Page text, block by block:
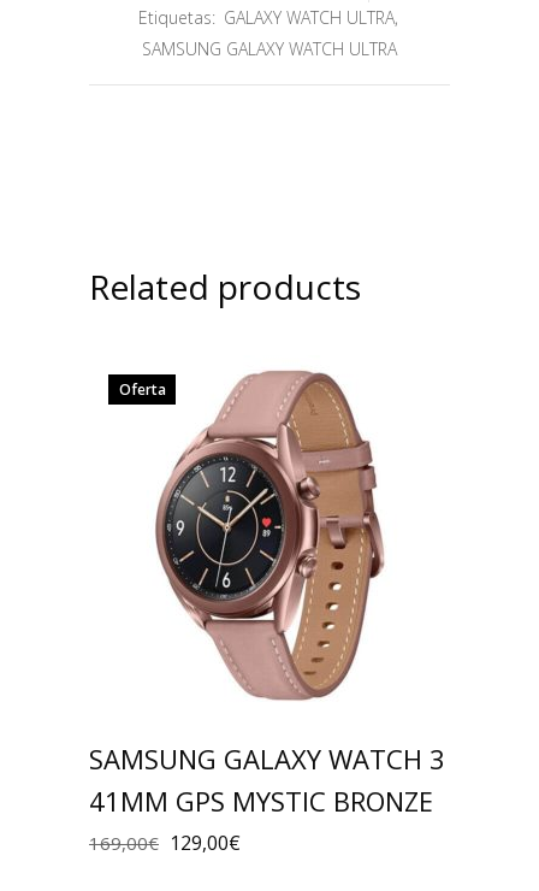
Etiquetas: GALAXY WATCH ULTRA,
SAMSUNG GALAXY WATCH ULTRA
Related products
Oferta
SAMSUNG GALAXY WATCH 3
41MM GPS MYSTIC BRONZE
169,00€ 129,00€